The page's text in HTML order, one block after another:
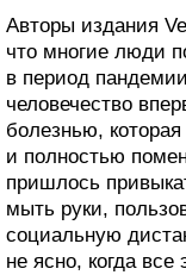
Авторы издания
что многие люди
в период
человечество
болезнью,
и полностью
пришлось
мыть руки,
социальную
не ясно, когда